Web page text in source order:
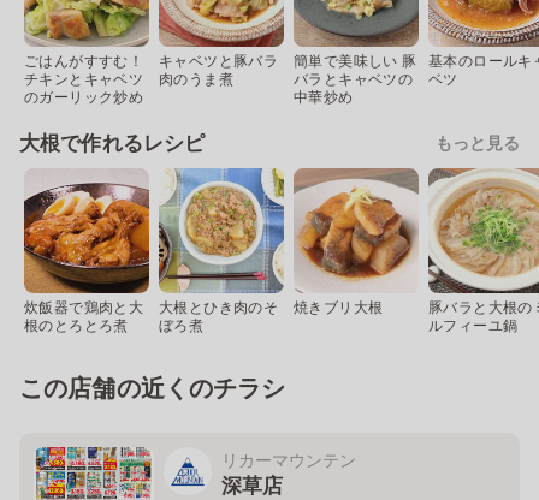
ごはんがすすむ！
チキンとキャベツ
のガーリック炒め
キャベツと豚バラ
肉のうま煮
簡単で美味しい 豚
バラとキャベツの
中華炒め
基本のロールキ
ベツ
大根で作れるレシピ もっと見る
炊飯器で鶏肉と大
根のとろとろ煮
大根とひき肉のそ
ぼろ煮
焼きブリ大根
豚バラと大根の
ルフィーユ鍋
この店舗の近くのチラシ
リカーマウンテン
深草店